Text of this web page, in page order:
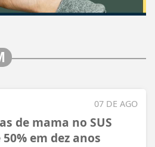
07 DE AGO
de mama no SUS
em dez anos